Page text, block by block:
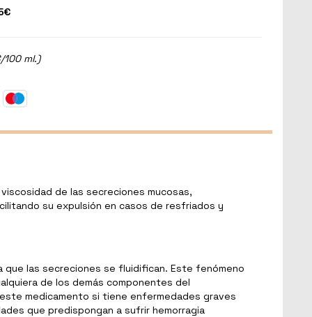
100 ml.)
de las secreciones mucosas,
su expulsión en casos de resfriados y
que las secreciones se fluidifican. Este fenómeno
de los demás componentes del
medicamento si tiene enfermedades graves
que predispongan a sufrir hemorragia